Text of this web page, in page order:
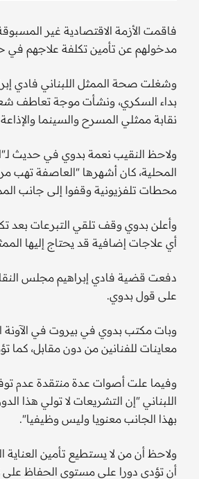
فاقمت الأزمة الاقتصادية غير
مدخولهم عن تأمين تكلفة علاجهم في
وشغلت صحة الممثل اللبناني فادي
بداء السكري، ونشأت موجة تعاطف
نقابة ممثلي المسرح والسينما
ولاحظ النقيب نعمة بدوي في حديث
محطات تلفزيونية وقفوا إلى جانب
وأعلن بدوي وقف تلقي التبرعات
أي علاجات إضافية قد يحتاج إليها
دفعت قضية فادي إبراهيم مجلس
على قول بدوي.
وبات مكتب بدوي في بيروت في الآونة
معاينات للفنانين من دون مقابل، كما
وفيما علت أصوات عدة منتقدة عدم
اللبناني "إن التشريعات لا تولي هذا
بهذا الجانب معنويا وليس وظيفيا".
ولاحظ أن من لا يستطيع تأمين
أن تؤدي دورا على مستوى الحفاظ على